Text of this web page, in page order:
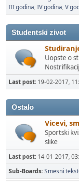
III godina IV godina V
Studentski zivot
Uopste o
Last post: 19-02-2017,
Ostalo
Vicevi,
Sportski
slike
Last post: 14-01-2017,
Sub-Boards Smesni